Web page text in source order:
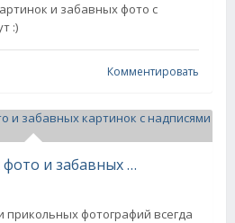
и забавных фото с
:)
Комментировать
Подборка веселых фото и забавных картинок с надписями из нашей жизни
фотографий всегда